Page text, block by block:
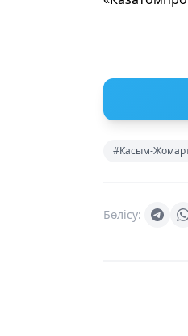
#Касым-
Бөлісу: